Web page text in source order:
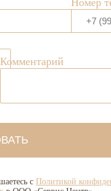
Номер
Комментарий
с Политикой